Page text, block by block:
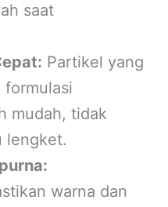
saat
Partikel yang
formulasi
mudah, tidak
lengket.
warna dan